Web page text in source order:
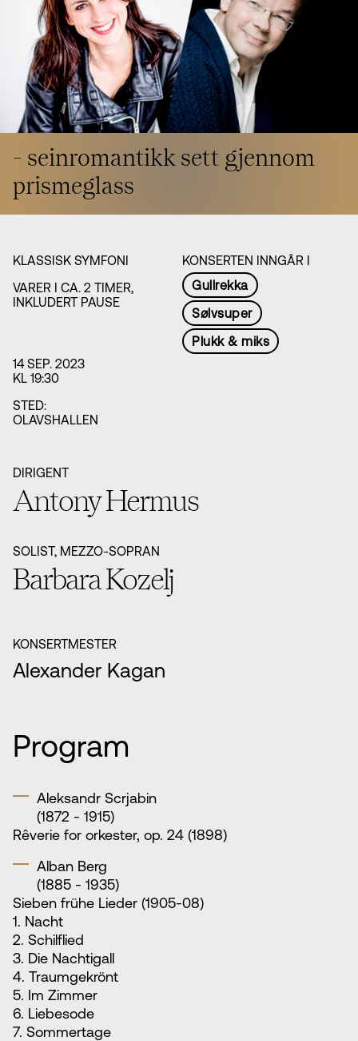
TSOs venner
Bærekraft & samfunn
TSO mot 2030
Opera
Barn & unge
TSO talent
Princess Astrid International Music Competition
Jobbe hos oss
Samarbeidspartnere
Nyheter
- seinromantikk sett gjennom
prismeglass
14 SEP. 2023
KL 19:30
KLASSISK SYMFONI
VARER I CA. 2 TIMER,
INKLUDERT PAUSE
KONSERTEN INNGÅR I
Gullrekka
Sølvsuper
Plukk & miks
STED:
OLAVSHALLEN
DIRIGENT
Antony Hermus
SOLIST, MEZZO-SOPRAN
Barbara Kozelj
KONSERTMESTER
Alexander Kagan
Program
Aleksandr Scrjabin
(1872 - 1915)
Rêverie for orkester, op. 24 (1898)
Alban Berg
(1885 - 1935)
Sieben frühe Lieder (1905-08)
1. Nacht
2. Schilflied
3. Die Nachtigall
4. Traumgekrönt
5. Im Zimmer
6. Liebesode
7. Sommertage